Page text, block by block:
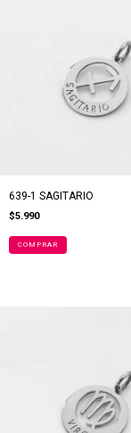
639-1 SAGITARIO
$5.990